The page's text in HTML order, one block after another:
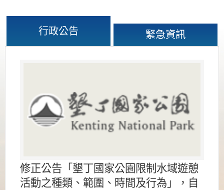
行政公告 緊急資訊
修正公告「墾丁國家公園限制水域遊憩
活動之種類、範圍、時間及行為」，自